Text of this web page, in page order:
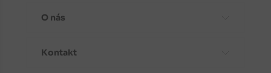
Časté dotazy
O nás
Aktuality
Kontakt